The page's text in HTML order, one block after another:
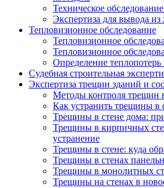
Техническое
Экспертиза для вывода
Тепловизионное обследование
Тепловизионное
Тепловизионное
Определение теплопотерь
Судебная строительная
Экспертиза трещин зданий и
Методы контроля трещин
Как устранить трещины в
Трещины в стене дома:
Трещины в кирпичных
устранение
Трещины в стене: куда
Трещины в стенах
Трещины в монолитных
Трещины на стенах в